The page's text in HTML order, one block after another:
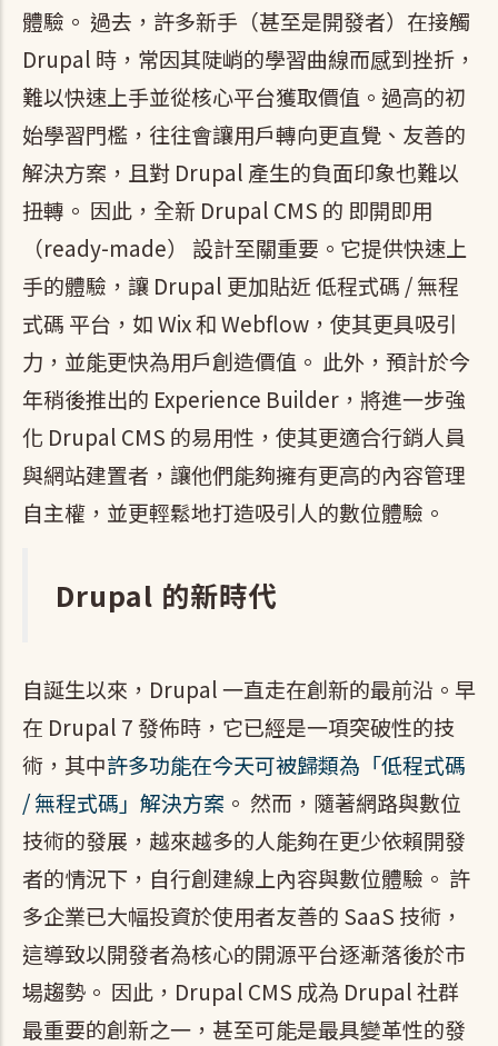
體驗。 過去，許多新手（甚至是開發者）在接觸
Drupal 時，常因其陡峭的學習曲線而感到挫折，
難以快速上手並從核心平台獲取價值。過高的初
始學習門檻，往往會讓用戶轉向更直覺、友善的
解決方案，且對 Drupal 產生的負面印象也難以
扭轉。 因此，全新 Drupal CMS 的 即開即用
（ready-made） 設計至關重要。它提供快速上
手的體驗，讓 Drupal 更加貼近 低程式碼 / 無程
式碼 平台，如 Wix 和 Webflow，使其更具吸引
力，並能更快為用戶創造價值。 此外，預計於今
年稍後推出的 Experience Builder，將進一步強
化 Drupal CMS 的易用性，使其更適合行銷人員
與網站建置者，讓他們能夠擁有更高的內容管理
自主權，並更輕鬆地打造吸引人的數位體驗。
Drupal 的新時代
自誕生以來，Drupal 一直走在創新的最前沿。早
在 Drupal 7 發佈時，它已經是一項突破性的技
術，其中許多功能在今天可被歸類為「低程式碼
/ 無程式碼」解決方案 。 然而，隨著網路與數位
技術的發展，越來越多的人能夠在更少依賴開發
者的情況下，自行創建線上內容與數位體驗。 許
多企業已大幅投資於使用者友善的 SaaS 技術，
這導致以開發者為核心的開源平台逐漸落後於市
場趨勢。 因此，Drupal CMS 成為 Drupal 社群
最重要的創新之一，甚至可能是最具變革性的發